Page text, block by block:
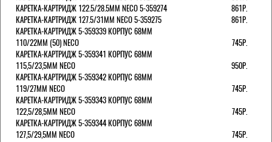
КАРЕТКА-КАРТРИДЖ 122.5/28.5ММ NECO 5-359274
861Р.
КАРЕТКА-КАРТРИДЖ 127.5/31ММ NECO 5-359275
861Р.
КАРЕТКА-КАРТРИДЖ 5-359339 КОРПУС 68ММ
110/22ММ (50) NECO
745Р.
КАРЕТКА-КАРТРИДЖ 5-359341 КОРПУС 68ММ
115,5/23,5ММ NECO
950Р.
КАРЕТКА-КАРТРИДЖ 5-359342 КОРПУС 68ММ
119/27ММ NECO
745Р.
КАРЕТКА-КАРТРИДЖ 5-359343 КОРПУС 68ММ
122,5/28,5ММ NECO
745Р.
КАРЕТКА-КАРТРИДЖ 5-359344 КОРПУС 68ММ
127,5/29,5ММ NECO
745Р.